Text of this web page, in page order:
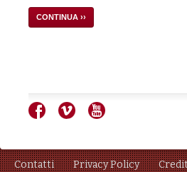
CONTINUA ››
Contatti Privacy Policy